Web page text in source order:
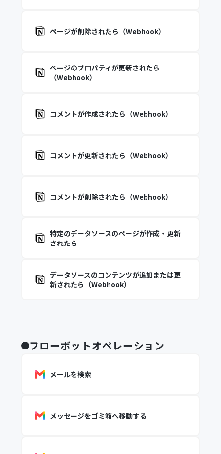
ページが削除されたら（Webhook）
ページのプロパティが更新されたら
（Webhook）
コメントが作成されたら（Webhook）
コメントが更新されたら（Webhook）
コメントが削除されたら（Webhook）
特定のデータソースのページが作成・更新
されたら
データソースのコンテンツが追加または更
新されたら（Webhook）
フローボットオペレーション
メールを検索
メッセージをゴミ箱へ移動する